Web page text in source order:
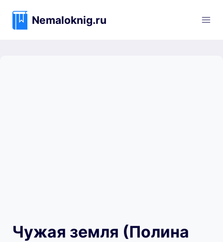
содержимому
Nemaloknig.ru
Чужая земля (Полина